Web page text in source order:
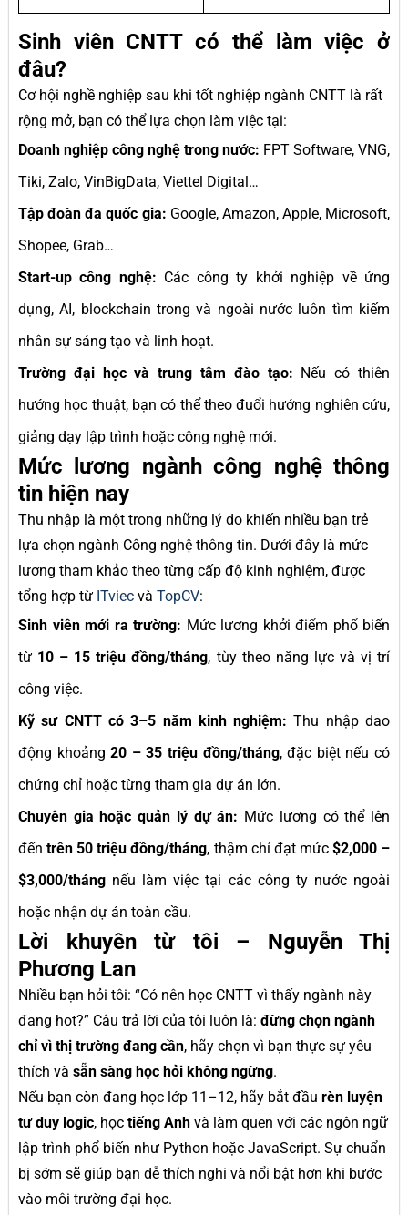
Sinh viên CNTT có thể làm việc ở
đâu?
Cơ hội nghề nghiệp sau khi tốt nghiệp ngành CNTT là rất
rộng mở, bạn có thể lựa chọn làm việc tại:
Doanh nghiệp công nghệ trong nước: FPT Software, VNG,
Tiki, Zalo, VinBigData, Viettel Digital…
Tập đoàn đa quốc gia: Google, Amazon, Apple, Microsoft,
Shopee, Grab…
Start-up công nghệ: Các công ty khởi nghiệp về ứng
dụng, AI, blockchain trong và ngoài nước luôn tìm kiếm
nhân sự sáng tạo và linh hoạt.
Trường đại học và trung tâm đào tạo: Nếu có thiên
hướng học thuật, bạn có thể theo đuổi hướng nghiên cứu,
giảng dạy lập trình hoặc công nghệ mới.
Mức lương ngành công nghệ thông
tin hiện nay
Thu nhập là một trong những lý do khiến nhiều bạn trẻ
lựa chọn ngành Công nghệ thông tin. Dưới đây là mức
lương tham khảo theo từng cấp độ kinh nghiệm, được
tổng hợp từ ITviec và TopCV:
Sinh viên mới ra trường: Mức lương khởi điểm phổ biến
từ 10 – 15 triệu đồng/tháng, tùy theo năng lực và vị trí
công việc.
Kỹ sư CNTT có 3–5 năm kinh nghiệm: Thu nhập dao
động khoảng20 – 35 triệu đồng/tháng, đặc biệt nếu có
chứng chỉ hoặc từng tham gia dự án lớn.
Chuyên gia hoặc quản lý dự án: Mức lương có thể lên
đếntrên 50 triệu đồng/tháng, thậm chí đạt mức $2,000 –
$3,000/tháng nếu làm việc tại các công ty nước ngoài
hoặc nhận dự án toàn cầu.
Lời khuyên từ tôi – Nguyễn Thị
Phương Lan
Nhiều bạn hỏi tôi: “Có nên học CNTT vì thấy ngành này
đang hot?” Câu trả lời của tôi luôn là: đừng chọn ngành
chỉ vì thị trường đang cần, hãy chọn vì bạn thực sự yêu
thích và sẵn sàng học hỏi không ngừng.
Nếu bạn còn đang học lớp 11–12, hãy bắt đầu rèn luyện
tư duy logic, học tiếng Anh và làm quen với các ngôn ngữ
lập trình phổ biến như Python hoặc JavaScript. Sự chuẩn
bị sớm sẽ giúp bạn dễ thích nghi và nổi bật hơn khi bước
vào môi trường đại học.